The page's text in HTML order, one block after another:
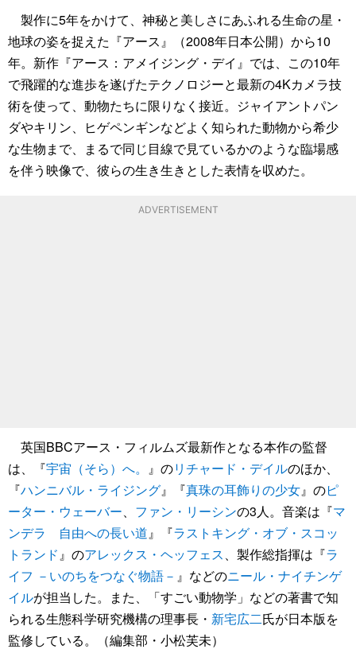
製作に5年をかけて、神秘と美しさにあふれる生命の星・
地球の姿を捉えた『アース』（2008年日本公開）から10
年。新作『アース：アメイジング・デイ』では、この10年
で飛躍的な進歩を遂げたテクノロジーと最新の4Kカメラ技
術を使って、動物たちに限りなく接近。ジャイアントパン
ダやキリン、ヒゲペンギンなどよく知られた動物から希少
な生物まで、まるで同じ目線で見ているかのような臨場感
を伴う映像で、彼らの生き生きとした表情を収めた。
ADVERTISEMENT
英国BBCアース・フィルムズ最新作となる本作の監督
は、『宇宙（そら）へ。 』のリチャード・デイルのほか、
『ハンニバル・ライジング』『真珠の耳飾りの少女』のピ
ーター・ウェーバー、 ファン・リーシンの3人。音楽は『マ
ンデラ 自由への長い道』『ラストキング・オブ・スコッ
トランド』のアレックス・ヘッフェス、製作総指揮は『ラ
イフ －いのちをつなぐ物語－ 』などのニール・ナイチンゲ
イルが担当した。また、「すごい動物学」などの著書で知
られる生態科学研究機構の理事長・ 新宅広二氏が日本版を
監修している。（編集部・小松芙未）